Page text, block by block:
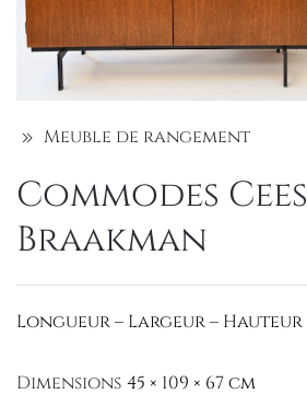
Meuble de rangement
Commodes Cees
Braakman
Longueur – Largeur – Hauteur
Dimensions 45 × 109 × 67 cm